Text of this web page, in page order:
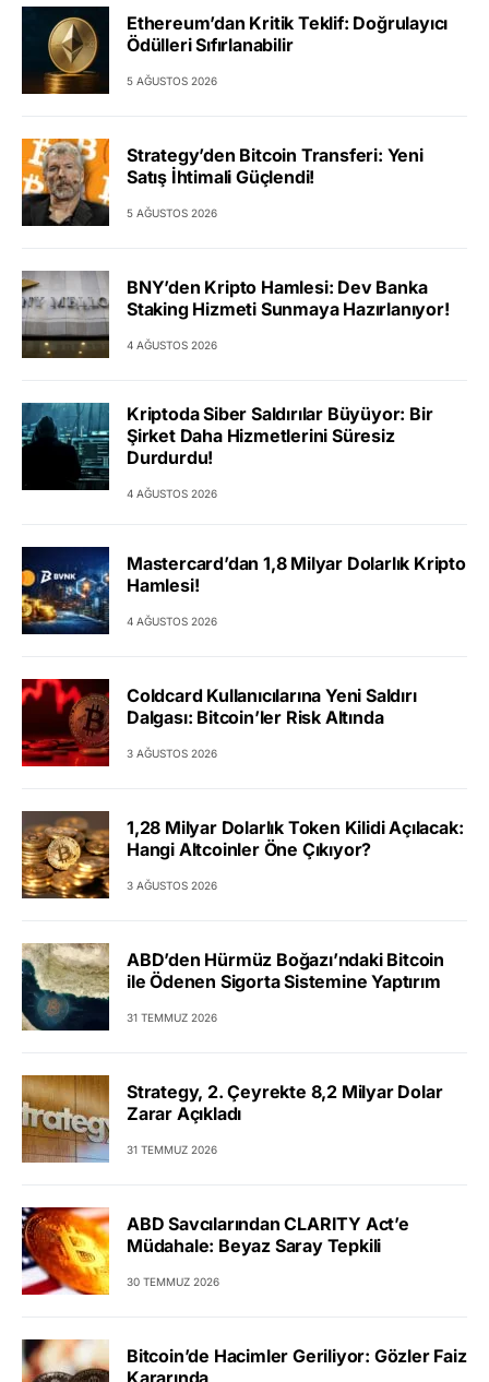
Ethereum’dan Kritik Teklif: Doğrulayıcı
Ödülleri Sıfırlanabilir
5 AĞUSTOS 2026
Strategy’den Bitcoin Transferi: Yeni
Satış İhtimali Güçlendi!
5 AĞUSTOS 2026
BNY’den Kripto Hamlesi: Dev Banka
Staking Hizmeti Sunmaya Hazırlanıyor!
4 AĞUSTOS 2026
Kriptoda Siber Saldırılar Büyüyor: Bir
Şirket Daha Hizmetlerini Süresiz
Durdurdu!
4 AĞUSTOS 2026
Mastercard’dan 1,8 Milyar Dolarlık Kripto
Hamlesi!
4 AĞUSTOS 2026
Coldcard Kullanıcılarına Yeni Saldırı
Dalgası: Bitcoin’ler Risk Altında
3 AĞUSTOS 2026
1,28 Milyar Dolarlık Token Kilidi Açılacak:
Hangi Altcoinler Öne Çıkıyor?
3 AĞUSTOS 2026
ABD’den Hürmüz Boğazı’ndaki Bitcoin
ile Ödenen Sigorta Sistemine Yaptırım
31 TEMMUZ 2026
Strategy, 2. Çeyrekte 8,2 Milyar Dolar
Zarar Açıkladı
31 TEMMUZ 2026
ABD Savcılarından CLARITY Act’e
Müdahale: Beyaz Saray Tepkili
30 TEMMUZ 2026
Bitcoin’de Hacimler Geriliyor: Gözler Faiz
Kararında